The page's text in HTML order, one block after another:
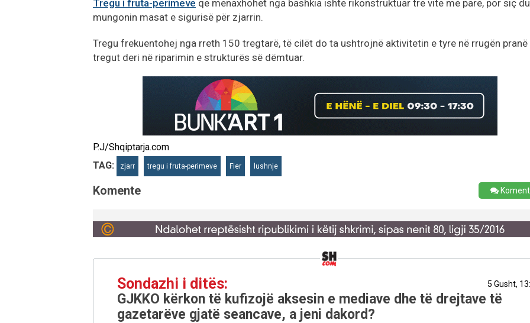
Tregu i fruta-perimeve që menaxhohet nga bashkia ishte rikonstruktuar tre vite më parë, por siç
mungonin masat e sigurisë për zjarrin.
Tregu frekuentohej nga rreth 150 tregtarë, të cilët do ta ushtrojnë aktivitetin e tyre në rrugën pranë
tregut deri në riparimin e strukturës së dëmtuar.
P.J/Shqiptarja.com
TAG:
zjarr tregu i fruta-perimeve Fier lushnje
Komente
Sondazhi i ditës: 5 Gusht,
GJKKO kërkon të kufizojë aksesin e mediave dhe të drejtave të
gazetarëve gjatë seancave, a jeni dakord?